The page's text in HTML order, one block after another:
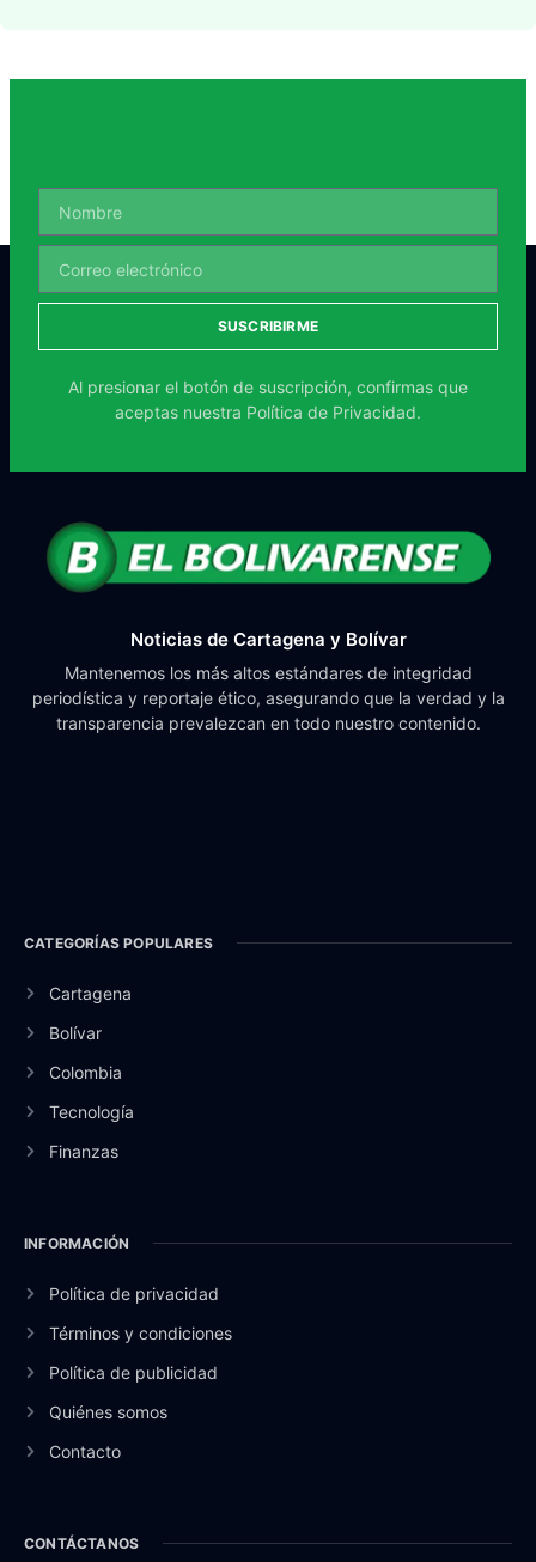
SUSCRIBIRME
Al presionar el botón de suscripción, confirmas que
aceptas nuestra Política de Privacidad.
Noticias de Cartagena y Bolívar
Mantenemos los más altos estándares de integridad
periodística y reportaje ético, asegurando que la verdad y la
transparencia prevalezcan en todo nuestro contenido.
CATEGORÍAS POPULARES
Cartagena
Bolívar
Colombia
Tecnología
Finanzas
INFORMACIÓN
Política de privacidad
Términos y condiciones
Política de publicidad
Quiénes somos
Contacto
CONTÁCTANOS